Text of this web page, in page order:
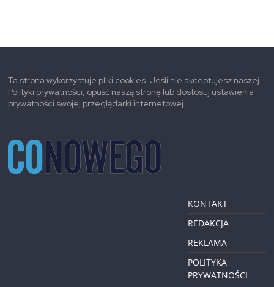
Ta strona wykorzystuje pliki cookies. Jeśli nie akceptujesz naszej
Polityki prywatności, opuść naszą stronę lub dostosuj ustawienia
prywatności swojej przeglądarki internetowej.
KONTAKT
REDAKCJA
REKLAMA
POLITYKA
PRYWATNOŚCI